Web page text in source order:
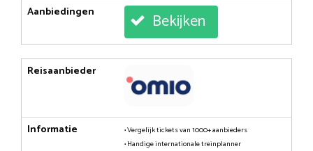
Aanbiedingen
Bekijken
Reisaanbieder
Informatie
• Vergelijk tickets van 1000+ aanbieders
• Handige internationale treinplanner